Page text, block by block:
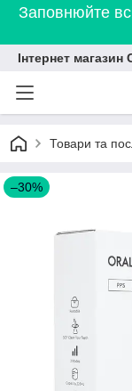
Заповнюйте
Інтернет магазин
Товари та
–30%